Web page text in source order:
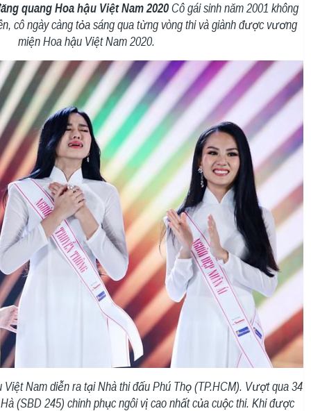
quang Hoa hậu Việt Nam 2020 Cô gái sinh năm 2001 không
cô ngày càng tỏa sáng qua từng vòng thi và giành được vương
miện Hoa hậu Việt Nam 2020.
Việt Nam diễn ra tại Nhà thi đấu Phú Thọ (TP.HCM). Vượt qua 34
(SBD 245) chinh phục ngôi vị cao nhất của cuộc thi. Khi được